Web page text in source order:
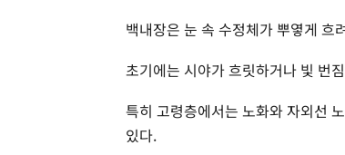
백내장은 눈 속 수정체가 뿌옇게 흐
초기에는 시야가 흐릿하거나 빛 번
특히 고령층에서는 노화와 자외선
있다.